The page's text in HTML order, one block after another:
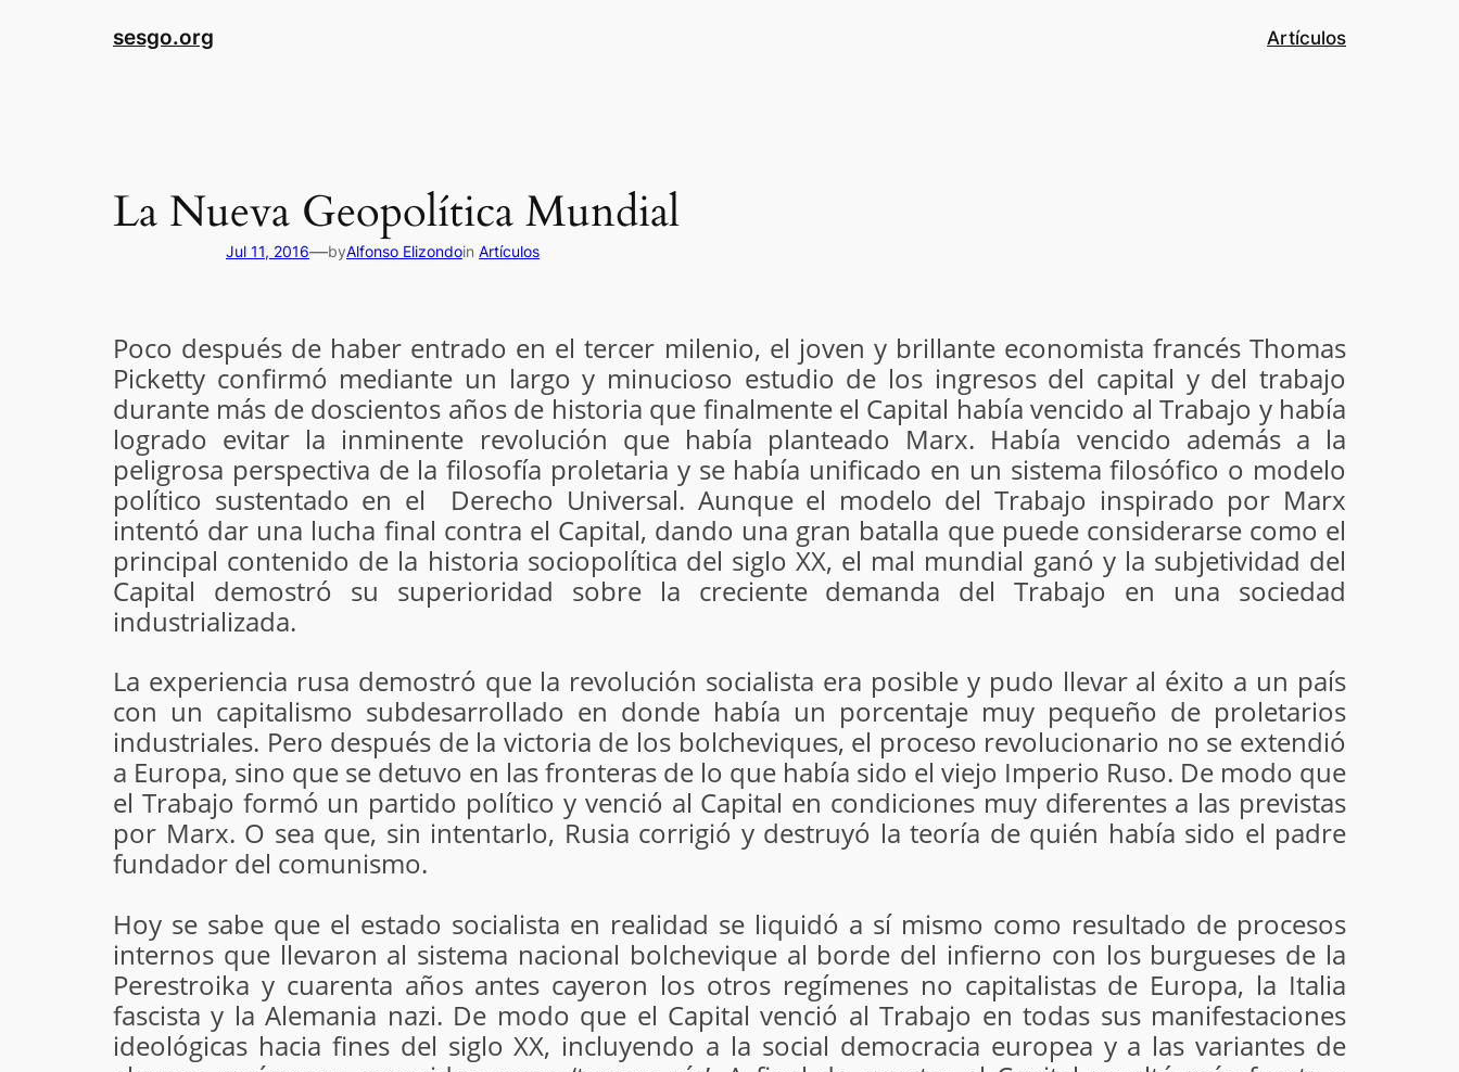
sesgo.org Artículos
La Nueva Geopolítica Mundial
Jul 11, 2016—byAlfonso Elizondoin Artículos
Poco después de haber entrado en el tercer milenio, el joven y brillante economista francés Thomas
Picketty confirmó mediante un largo y minucioso estudio de los ingresos del capital y del trabajo
durante más de doscientos años de historia que finalmente el Capital había vencido al Trabajo y había
logrado evitar la inminente revolución que había planteado Marx. Había vencido además a la
peligrosa perspectiva de la filosofía proletaria y se había unificado en un sistema filosófico o modelo
político sustentado en el Derecho Universal. Aunque el modelo del Trabajo inspirado por Marx
intentó dar una lucha final contra el Capital, dando una gran batalla que puede considerarse como el
principal contenido de la historia sociopolítica del siglo XX, el mal mundial ganó y la subjetividad del
Capital demostró su superioridad sobre la creciente demanda del Trabajo en una sociedad
industrializada.
La experiencia rusa demostró que la revolución socialista era posible y pudo llevar al éxito a un país
con un capitalismo subdesarrollado en donde había un porcentaje muy pequeño de proletarios
industriales. Pero después de la victoria de los bolcheviques, el proceso revolucionario no se extendió
a Europa, sino que se detuvo en las fronteras de lo que había sido el viejo Imperio Ruso. De modo que
el Trabajo formó un partido político y venció al Capital en condiciones muy diferentes a las previstas
por Marx. O sea que, sin intentarlo, Rusia corrigió y destruyó la teoría de quién había sido el padre
fundador del comunismo.
Hoy se sabe que el estado socialista en realidad se liquidó a sí mismo como resultado de procesos
internos que llevaron al sistema nacional bolchevique al borde del infierno con los burgueses de la
Perestroika y cuarenta años antes cayeron los otros regímenes no capitalistas de Europa, la Italia
fascista y la Alemania nazi. De modo que el Capital venció al Trabajo en todas sus manifestaciones
ideológicas hacia fines del siglo XX, incluyendo a la social democracia europea y a las variantes de